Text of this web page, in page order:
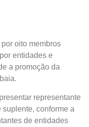
oito membros
entidades e
a promoção da
representante
conforme a
de entidades